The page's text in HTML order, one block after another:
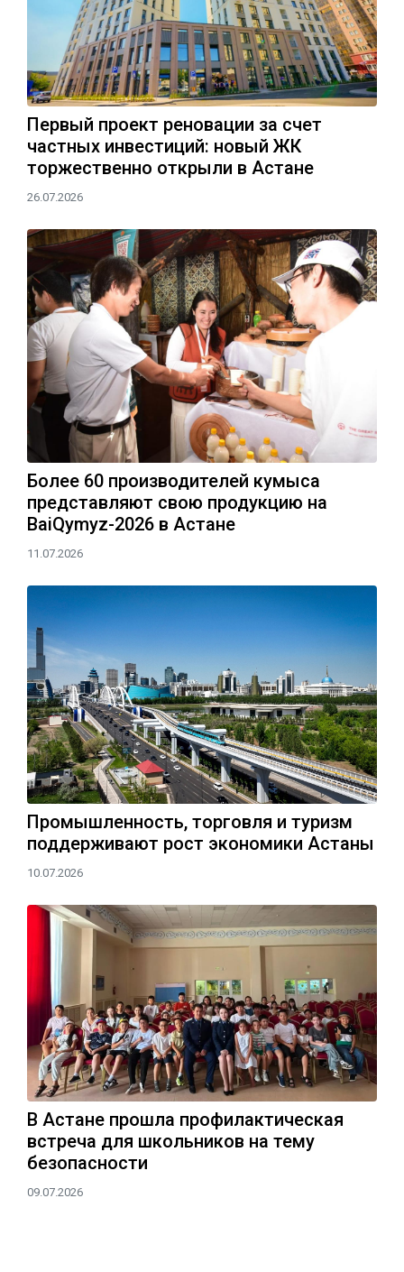
Первый проект реновации за счет
частных инвестиций: новый ЖК
торжественно открыли в Астане
26.07.2026
Более 60 производителей кумыса
представляют свою продукцию на
BaiQymyz-2026 в Астане
11.07.2026
Промышленность, торговля и туризм
поддерживают рост экономики Астаны
10.07.2026
В Астане прошла профилактическая
встреча для школьников на тему
безопасности
09.07.2026